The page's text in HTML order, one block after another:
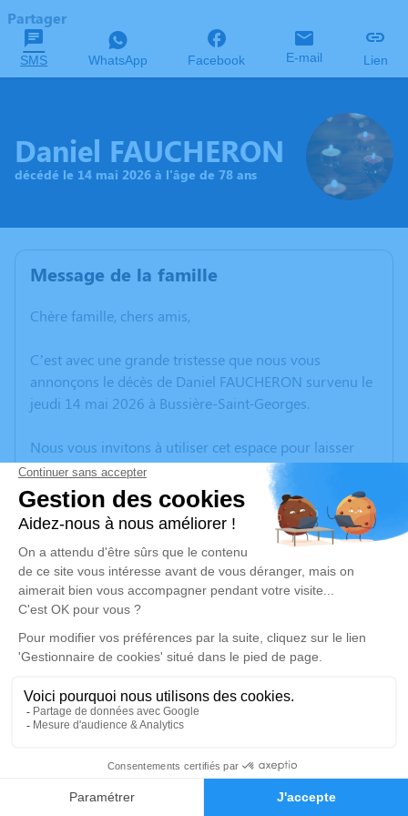
Faire-part Hommages
Partager
SMS WhatsApp Facebook E-mail Lien
Daniel FAUCHERON
décédé le 14 mai 2026 à l'âge de 78 ans
Message de la famille
Chère famille, chers amis,
C’est avec une grande tristesse que nous vous
annonçons le décès de Daniel FAUCHERON survenu le
jeudi 14 mai 2026 à Bussière-Saint-Georges.
Nous vous invitons à utiliser cet espace pour laisser
vos condoléances, partager des photos souvenirs, une
anecdote ou exprimer vos pensées à travers des
poèmes ou des textes. Cet endroit est un lieu
d'expression dédié à honorer la mémoire de Daniel
FAUCHERON.
Un service de plantation d’arbre hommage est
disponible ici.
Je rends hommage
Cérémonie religieuse
Je rends hommage